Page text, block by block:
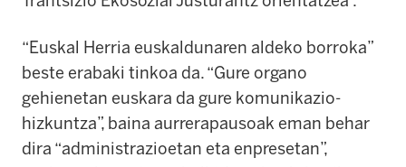
“Euskal Herria euskaldunaren aldeko borroka”
beste erabaki tinkoa da. “Gure organo
gehienetan euskara da gure komunikazio-
hizkuntza”, baina aurrerapausoak eman behar
dira “administrazioetan eta enpresetan”,